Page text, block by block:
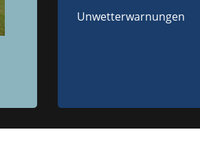
Unwetterwarnungen